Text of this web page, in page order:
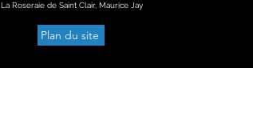
La Roseraie de Saint Clair, Maurice Jay
Plan du site